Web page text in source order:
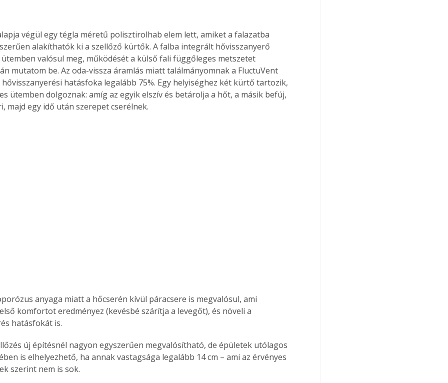
végül egy tégla méretű polisztirolhab elem lett, amiket a falazatba
alakíthatók ki a szellőző kürtők. A falba integrált hővisszanyerő
valósul meg, működését a külső fali függőleges metszetet
mutatom be. Az oda-vissza áramlás miatt találmányomnak a FluctuVent
hővisszanyerési hatásfoka legalább 75%. Egy helyiséghez két kürtő tartozik,
ütemben dolgoznak: amíg az egyik elszív és betárolja a hőt, a másik befúj,
majd egy idő után szerepet cserélnek.
anyaga miatt a hőcserén kívül páracsere is megvalósul, ami
komfortot eredményez (kevésbé szárítja a levegőt), és növeli a
hatásfokát is.
új építésnél nagyon egyszerűen megvalósítható, de épületek utólagos
is elhelyezhető, ha annak vastagsága legalább 14 cm – ami az érvényes
szerint nem is sok.